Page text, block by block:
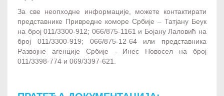
За све неопходне информације, можете контактирати
представнике Привредне коморе Србије – Татјану Беук
на број 011/3300-912; 066/875-1161 и Бојану Лаловић на
број 011/3300-919; 066/875-12-64 или представника
Развојне агенције Србије - Инес Новосел на број
011/3398-774 и 069/3397-621.